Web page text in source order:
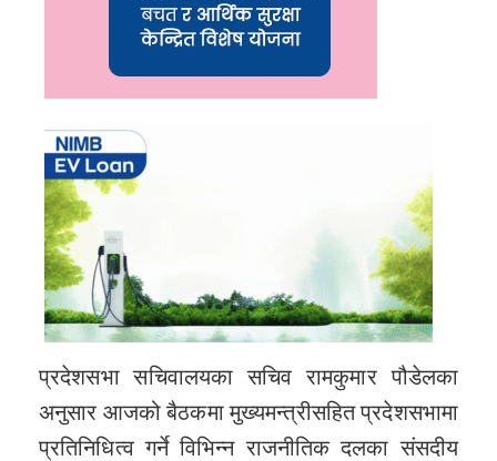
प्रदेशसभा सचिवालयका सचिव रामकुमार पौडेलका
अनुसार आजको बैठकमा मुख्यमन्त्रीसहित प्रदेशसभामा
प्रतिनिधित्व गर्ने विभिन्न राजनीतिक दलका संसदीय